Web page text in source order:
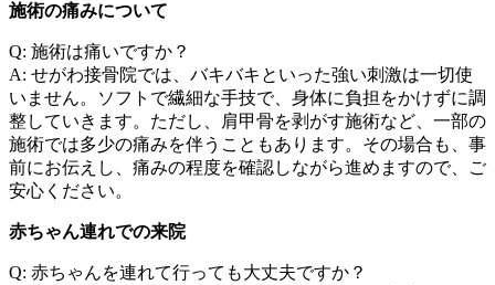
施術の痛みについて
Q: 施術は痛いですか？
A: せがわ接骨院では、バキバキといった強い刺激は一切使
いません。ソフトで繊細な手技で、身体に負担をかけずに調
整していきます。ただし、肩甲骨を剥がす施術など、一部の
施術では多少の痛みを伴うこともあります。その場合も、事
前にお伝えし、痛みの程度を確認しながら進めますので、ご
安心ください。
赤ちゃん連れでの来院
Q: 赤ちゃんを連れて行っても大丈夫ですか？